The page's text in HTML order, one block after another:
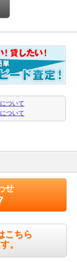
ついて
ついて
せ
こちら
。